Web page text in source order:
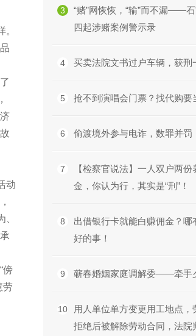
动
傍
劳
3
“赌”网恢恢，“输”而不漏——
四起涉赌案例警示录
4 买卖法院文书过户车辆，获刑
5 抢不到演唱会门票？找代购要
6 偷渡境外参与电诈，数罪并罚
7
【检察官说法】一人双户两份
金，你认为行，其实是“刑”！
8
出借银行卡就能白赚佣金？哪
好的事！
9 蕲春婚姻家庭调解委——牵手
10
用人单位单方变更用工地点，
拒绝后被解除劳动合同，法院